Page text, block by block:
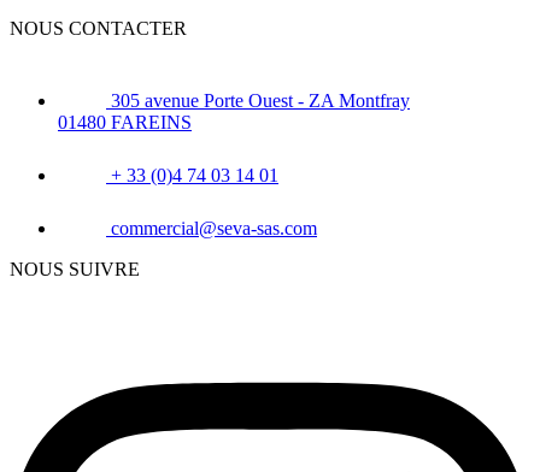
NOUS CONTACTER
305 avenue Porte Ouest - ZA Montfray
01480 FAREINS
+ 33 (0)4 74 03 14 01
commercial@seva-sas.com
NOUS SUIVRE